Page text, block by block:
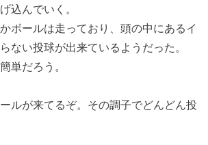
込んでいく。
ボールは走っており、頭の中にあるイ
ない投球が出来ているようだった。
単だろう。
ールが来てるぞ。その調子でどんどん投